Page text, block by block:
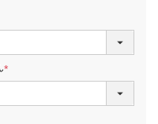
入の金額です。
部地域へのお届けは別途送料が
。また、発送予定も変更になる
(